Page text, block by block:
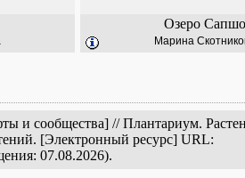
Озеро Сапшо
Марина
и сообщества] // Плантариум.
[Электронный ресурс] URL:
07.08.2026).